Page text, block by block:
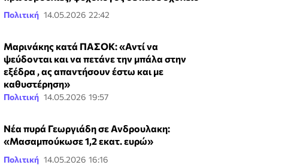
Πολιτική 14.05.2026 22:42
Μαρινάκης κατά ΠΑΣΟΚ: «Αντί να
ψεύδονται και να πετάνε την μπάλα στην
εξέδρα , ας απαντήσουν έστω και με
καθυστέρηση»
Πολιτική 14.05.2026 19:57
Νέα πυρά Γεωργιάδη σε Ανδρουλακη:
«Μασαμπούκωσε 1,2 εκατ. ευρώ»
Πολιτική 14.05.2026 16:16